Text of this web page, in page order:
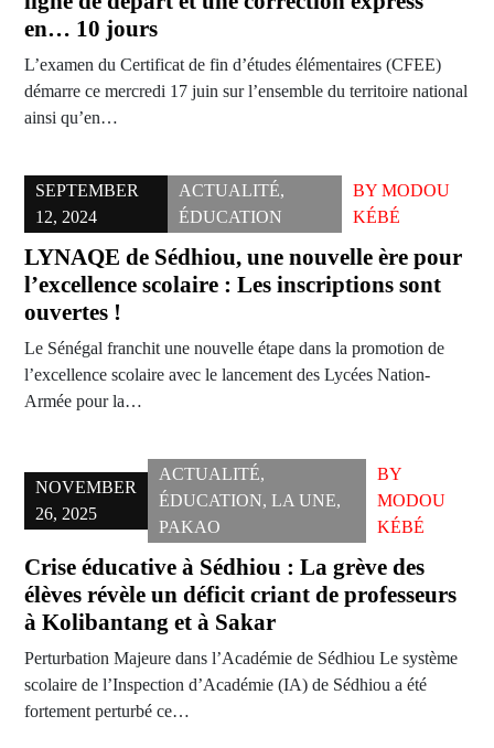
en… 10 jours
L’examen du Certificat de fin d’études élémentaires (CFEE)
démarre ce mercredi 17 juin sur l’ensemble du territoire national
ainsi qu’en…
SEPTEMBER
12, 2024
ACTUALITÉ,
ÉDUCATION
BY MODOU
KÉBÉ
LYNAQE de Sédhiou, une nouvelle ère pour
l’excellence scolaire : Les inscriptions sont
ouvertes !
Le Sénégal franchit une nouvelle étape dans la promotion de
l’excellence scolaire avec le lancement des Lycées Nation-
Armée pour la…
NOVEMBER
26, 2025
ACTUALITÉ,
ÉDUCATION, LA UNE,
PAKAO
BY
MODOU
KÉBÉ
Crise éducative à Sédhiou : La grève des
élèves révèle un déficit criant de professeurs
à Kolibantang et à Sakar
Perturbation Majeure dans l’Académie de Sédhiou Le système
scolaire de l’Inspection d’Académie (IA) de Sédhiou a été
fortement perturbé ce…